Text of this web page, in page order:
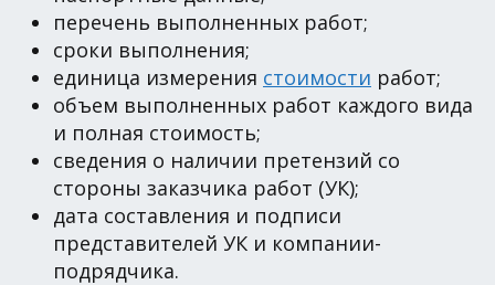
перечень выполненных работ;
сроки выполнения;
единица измерения стоимости работ;
объем выполненных работ каждого вида
и полная стоимость;
сведения о наличии претензий со
стороны заказчика работ (УК);
дата составления и подписи
представителей УК и компании-
подрядчика.